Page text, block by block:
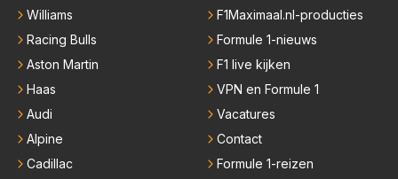
Williams
Racing Bulls
Aston Martin
Haas
Audi
Alpine
Cadillac
F1Maximaal.nl-producties
Formule 1-nieuws
F1 live kijken
VPN en Formule 1
Vacatures
Contact
Formule 1-reizen